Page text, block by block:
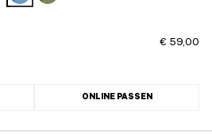
€ 59,00
ONLINE PASSEN